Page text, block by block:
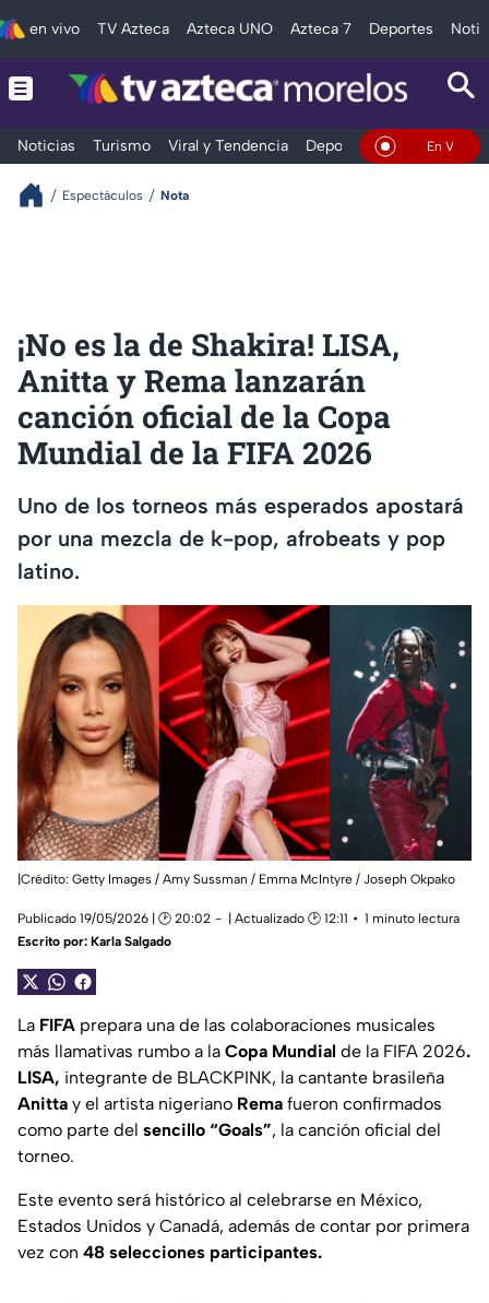
en vivo TV Azteca Azteca UNO Azteca 7 Deportes
Noticias Turismo Viral y Tendencia Deportes Espectáculos
En Vivo
Espectáculos Nota
¡No es la de Shakira! LISA,
Anitta y Rema lanzarán
canción oficial de la Copa
Mundial de la FIFA 2026
Uno de los torneos más esperados apostará
por una mezcla de k-pop, afrobeats y pop
latino.
|Crédito: Getty Images / Amy Sussman / Emma McIntyre / Joseph Okpako
Publicado 19/05/2026 | 🕑 20:02 | Actualizado 🕑 12:11
1 minuto lectura
Escrito por: Karla Salgado
La FIFA prepara una de las colaboraciones musicales
más llamativas rumbo a la Copa Mundial de la FIFA 2026.
LISA, integrante de BLACKPINK, la cantante brasileña
Anitta y el artista nigeriano Rema fueron confirmados
como parte del sencillo “Goals”, la canción oficial del
torneo.
Este evento será histórico al celebrarse en México,
Estados Unidos y Canadá, además de contar por primera
vez con 48 selecciones participantes.